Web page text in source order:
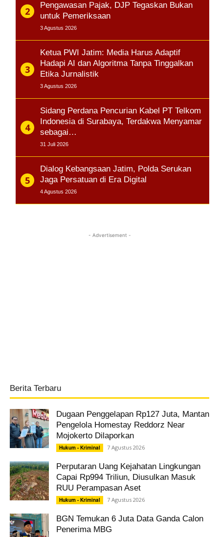
Pengawasan Pajak, DJP Tegaskan Bukan
untuk Pemeriksaan
3 Agustus 2026
Ketua PWI Jatim: Media Harus Adaptif
Hadapi AI dan Algoritma Tanpa Tinggalkan
Etika Jurnalistik
3 Agustus 2026
Sidang Perdana Pencurian Kabel PT Telkom
Indonesia di Surabaya, Terdakwa Menyamar
sebagai…
31 Juli 2026
Dialog Kebangsaan Jatim, Polda Serukan
Jaga Persatuan di Era Digital
4 Agustus 2026
- Advertisement -
Berita Terbaru
Dugaan Penggelapan Rp127 Juta, Mantan
Pengelola Homestay Reddorz Near
Mojokerto Dilaporkan
Hukum - Kriminal 7 Agustus 2026
Perputaran Uang Kejahatan Lingkungan
Capai Rp994 Triliun, Diusulkan Masuk
RUU Perampasan Aset
Hukum - Kriminal 7 Agustus 2026
BGN Temukan 6 Juta Data Ganda Calon
Penerima MBG